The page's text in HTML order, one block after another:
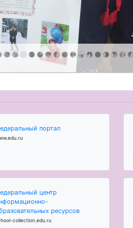
портал
центр
ресурсов
collection.edu.ru